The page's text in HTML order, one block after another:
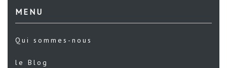
MENU
Qui sommes-nous
le Blog